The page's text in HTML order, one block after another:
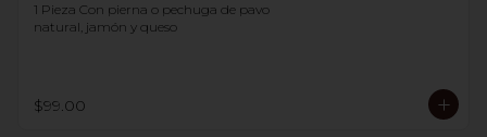
1 Pieza Con pierna o pechuga de pavo
natural, jamón y queso
$99.00